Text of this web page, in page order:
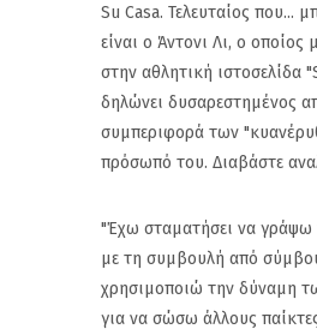
Su Casa. Τελευταίος που...
είναι ο Άντονι Λι, ο οποίος
στην αθλητική ιστοσελίδα
δηλώνει δυσαρεστημένος
συμπεριφορά των
πρόσωπό του. Διαβάστε
"Έχω σταματήσει να γράψω
με τη συμβουλή από
χρησιμοποιώ την δύναμη
για να σώσω άλλους